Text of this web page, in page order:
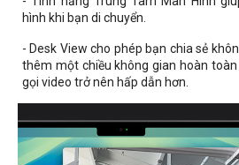
hình khi bạn di chuyển.
- Desk View cho phép bạn chia sẻ
thêm một chiều không gian hoàn
gọi video trở nên hấp dẫn hơn.